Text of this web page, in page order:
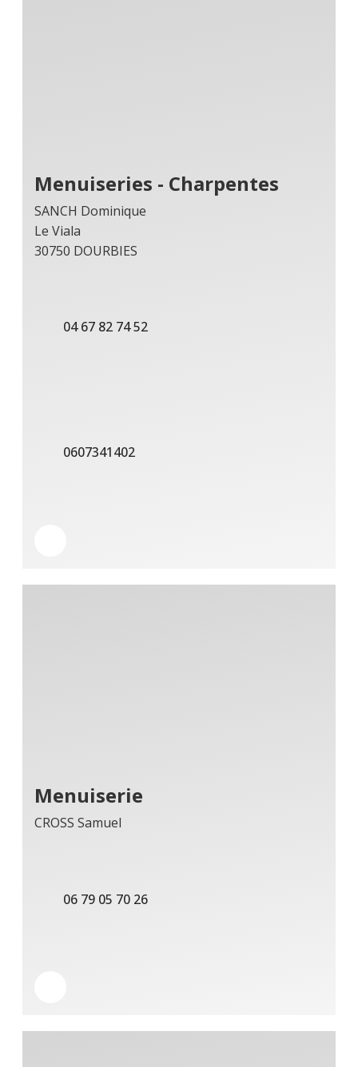
Menuiseries - Charpentes
SANCH Dominique
Le Viala
30750 DOURBIES
04 67 82 74 52
0607341402
Menuiserie
CROSS Samuel
06 79 05 70 26